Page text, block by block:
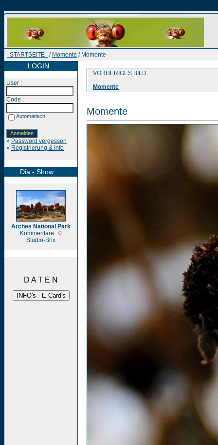
STARTSEITE / Momente / Momente
LOGIN
User :
Code :
Automatisch
» Password vergessen
» Registrierung & Info
Dia - Show
Arches National Park
Kommentare : 0
Studio-Brix
D A T E N
VORHERIGES BILD
Momente
Momente